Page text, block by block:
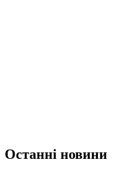
Останні новини